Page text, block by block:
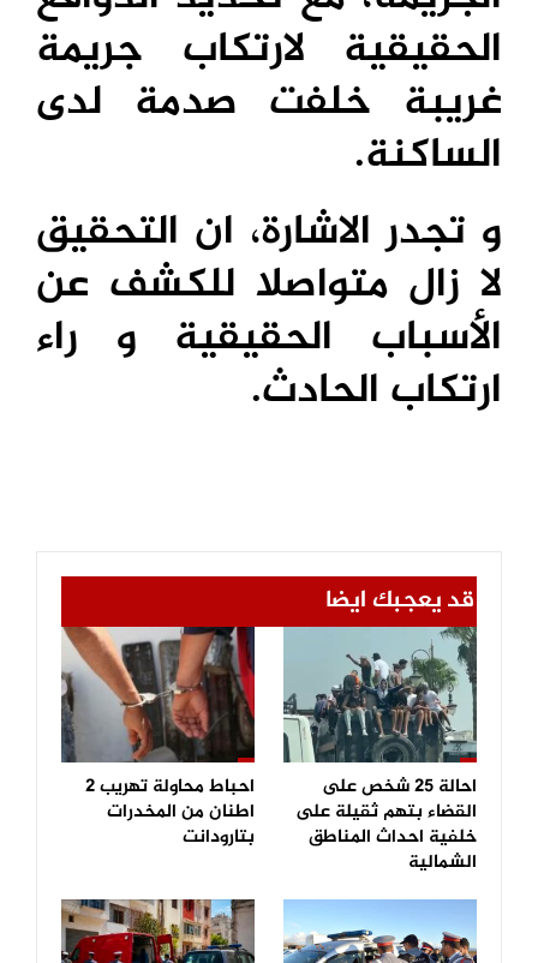
الحقيقية لارتكاب جريمة
غريبة خلفت صدمة لدى
الساكنة.
و تجدر الاشارة، ان التحقيق
لا زال متواصلا للكشف عن
الأسباب الحقيقية و راء
ارتكاب الحادث.
قد يعجبك ايضا
احالة 25 شخص على
القضاء بتهم ثقيلة على
خلفية احداث المناطق
الشمالية
احباط محاولة تهريب 2
اطنان من المخدرات
بتارودانت